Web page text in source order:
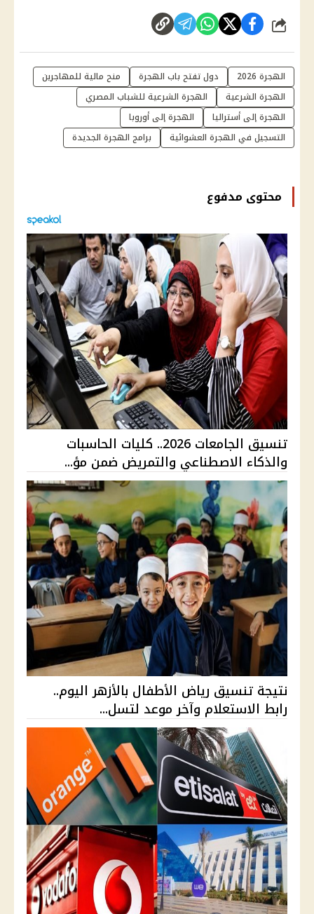
شارك
الهجرة 2026 دول تفتح باب الهجرة
منح مالية للمهاجرين
الهجرة الشرعية
الهجرة الشرعية للشباب المصري
الهجرة إلى أستراليا
الهجرة إلى أوروبا
التسجيل في الهجرة العشوائية
برامج الهجرة الجديدة
محتوى مدفوع
تنسيق الجامعات 2026.. كليات الحاسبات
والذكاء الاصطناعي والتمريض ضمن مؤ...
نتيجة تنسيق رياض الأطفال بالأزهر اليوم..
رابط الاستعلام وآخر موعد لتسل...